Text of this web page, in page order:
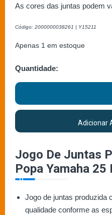
As cores das juntas podem
Código: 2000000038261 | Y15211
Apenas 1 em estoque
Quantidade:
Adicionar
Jogo De Juntas
Popa Yamaha 25
Jogo de juntas produzida
qualidade conforme as